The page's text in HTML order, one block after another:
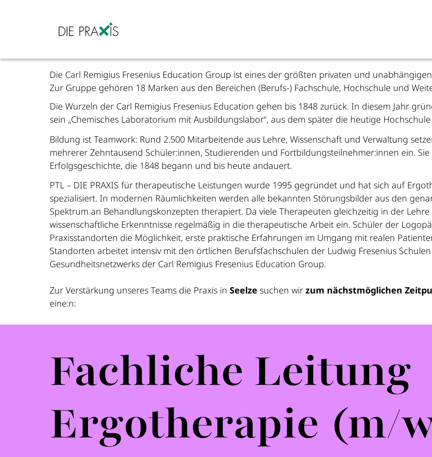
Fachliche Leitung
Ergotherapie (m/
Die Carl Remigius Fresenius Education Group ist eines der größten privaten und
Zur Gruppe gehören 18 Marken aus den Bereichen (Berufs-) Fachschule, Hochschule und
Die Wurzeln der Carl Remigius Fresenius Education gehen bis 1848 zurück. In diesem Jahr
sein „Chemisches Laboratorium mit Ausbildungslabor“, aus dem später die heutige
Bildung ist Teamwork: Rund 2.500 Mitarbeitende aus Lehre, Wissenschaft und Verwaltung
mehrerer Zehntausend Schüler:innen, Studierenden und Fortbildungsteilnehmer:innen ein.
Erfolgsgeschichte, die 1848 begann und bis heute andauert.
PTL – DIE PRAXIS für therapeutische Leistungen wurde 1995 gegründet und hat sich auf
spezialisiert. In modernen Räumlichkeiten werden alle bekannten Störungsbilder aus den
Spektrum an Behandlungskonzepten therapiert. Da viele Therapeuten gleichzeitig in der
wissenschaftliche Erkenntnisse regelmäßig in die therapeutische Arbeit ein. Schüler der
Praxisstandorten die Möglichkeit, erste praktische Erfahrungen im Umgang mit realen
Standorten arbeitet intensiv mit den örtlichen Berufsfachschulen der Ludwig Fresenius
Gesundheitsnetzwerks der Carl Remigius Fresenius Education Group.
Zur Verstärkung unseres Teams die Praxis in Seelze suchen wir zum nächstmöglichen
eine:n: